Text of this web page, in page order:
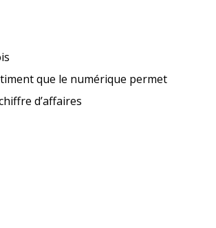
que le numérique permet
d’affaires